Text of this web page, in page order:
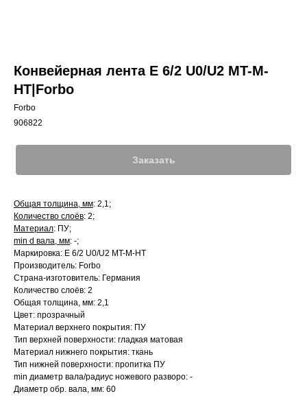
Конвейерная лента E 6/2 U0/U2 MT-M-
HT|Forbo
Forbo
906822
Заказать
Общая толщина, мм: 2,1;
Количество слоёв: 2;
Материал: ПУ;
min d вала, мм: -;
Маркировка: E 6/2 U0/U2 MT-M-HT
Производитель: Forbo
Страна-изготовитель: Германия
Количество слоёв: 2
Общая толщина, мм: 2,1
Цвет: прозрачный
Материал верхнего покрытия: ПУ
Тип верхней поверхности: гладкая матовая
Материал нижнего покрытия: ткань
Тип нижней поверхности: пропитка ПУ
min диаметр вала/радиус ножевого разворо: -
Диаметр обр. вала, мм: 60